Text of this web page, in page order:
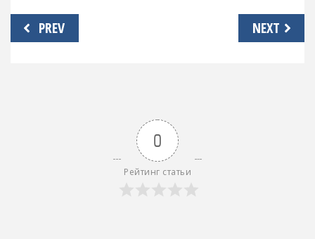
Навигация
по
PREV NEXT
0
Рейтинг статьи